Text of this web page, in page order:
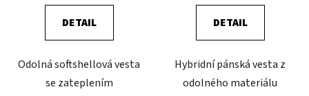
DETAIL
Odolná softshellová vesta
se zateplením
DETAIL
Hybridní pánská vesta z
odolného materiálu